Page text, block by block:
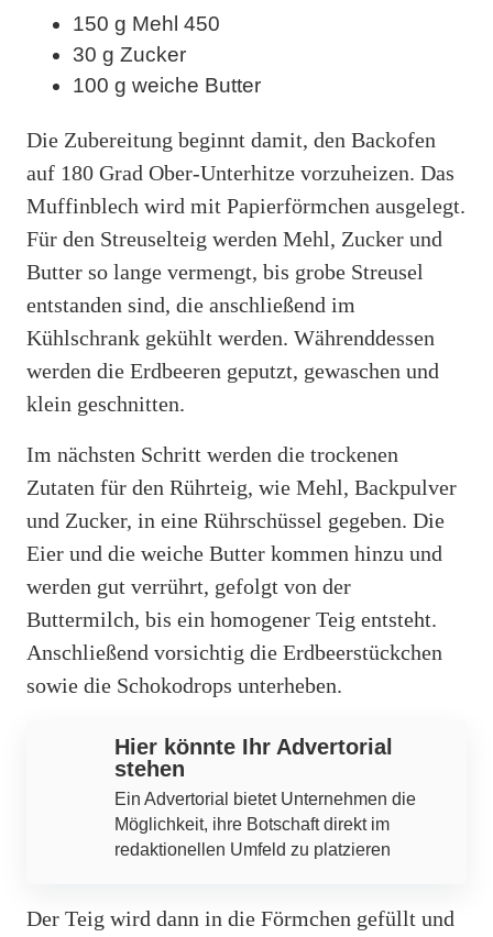
150 g Mehl 450
30 g Zucker
100 g weiche Butter
Die Zubereitung beginnt damit, den Backofen
auf 180 Grad Ober-Unterhitze vorzuheizen. Das
Muffinblech wird mit Papierförmchen ausgelegt.
Für den Streuselteig werden Mehl, Zucker und
Butter so lange vermengt, bis grobe Streusel
entstanden sind, die anschließend im
Kühlschrank gekühlt werden. Währenddessen
werden die Erdbeeren geputzt, gewaschen und
klein geschnitten.
Im nächsten Schritt werden die trockenen
Zutaten für den Rührteig, wie Mehl, Backpulver
und Zucker, in eine Rührschüssel gegeben. Die
Eier und die weiche Butter kommen hinzu und
werden gut verrührt, gefolgt von der
Buttermilch, bis ein homogener Teig entsteht.
Anschließend vorsichtig die Erdbeerstückchen
sowie die Schokodrops unterheben.
Hier könnte Ihr Advertorial
stehen
Ein Advertorial bietet Unternehmen die
Möglichkeit, ihre Botschaft direkt im
redaktionellen Umfeld zu platzieren
Der Teig wird dann in die Förmchen gefüllt und